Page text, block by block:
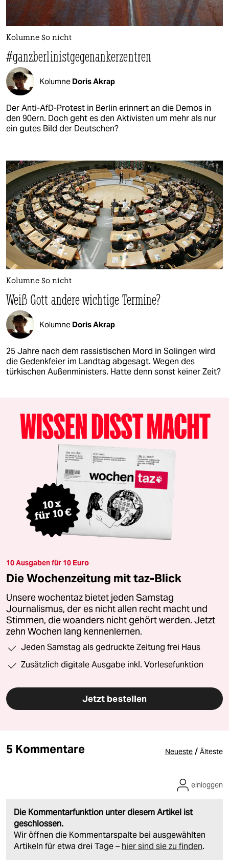
Kolumne So nicht
#ganzberlinistgegenankerzentren
Kolumne Doris Akrap
Der Anti-AfD-Protest in Berlin erinnert an die Demos in
den 90ern. Doch geht es den Aktivisten um mehr als nur
ein gutes Bild der Deutschen?
Kolumne So nicht
Weiß Gott andere wichtige Termine?
Kolumne Doris Akrap
25 Jahre nach dem rassistischen Mord in Solingen wird
die Gedenkfeier im Landtag abgesagt. Wegen des
türkischen Außenministers. Hatte denn sonst keiner Zeit?
10 Ausgaben für 10 Euro
Die Wochenzeitung mit taz-Blick
Unsere wochentaz bietet jeden Samstag
Journalismus, der es nicht allen recht macht und
Stimmen, die woanders nicht gehört werden. Jetzt
zehn Wochen lang kennenlernen.
Jeden Samstag als gedruckte Zeitung frei Haus
Zusätzlich digitale Ausgabe inkl. Vorlesefunktion
Jetzt bestellen
5 Kommentare Neueste / Älteste
Die Kommentarfunktion unter diesem Artikel ist
geschlossen.
Wir öffnen die Kommentarspalte bei ausgewählten
Artikeln für etwa drei Tage – hier sind sie zu finden.
einloggen